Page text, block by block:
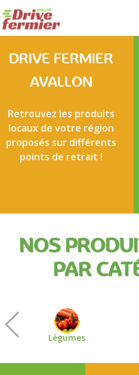
Fermier
Avallon
DRIVE FERMIER
AVALLON
Retrouvez les produits
locaux de votre région
proposés sur différents
points de retrait !
NOS
PAR
Légumes